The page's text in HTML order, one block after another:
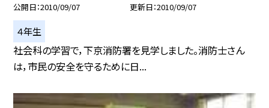
公開日 2010/09/07 更新日 2010/09/07
４年生
社会科の学習で，下京消防署を見学しました。消防士さん
は，市民の安全を守るために日...